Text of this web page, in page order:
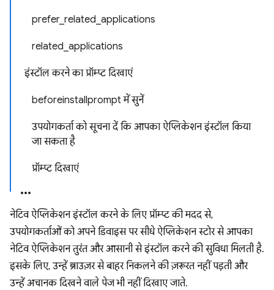
prefer_related_applications
related_applications
इंस्टॉल करने का प्रॉम्प्ट दिखाएं
beforeinstallprompt में सुनें
उपयोगकर्ता को सूचना दें कि आपका ऐप्लिकेशन इंस्टॉल किया
जा सकता है
प्रॉम्प्ट दिखाएं
नेटिव ऐप्लिकेशन इंस्टॉल करने के लिए प्रॉम्प्ट की मदद से,
उपयोगकर्ताओं को अपने डिवाइस पर सीधे ऐप्लिकेशन स्टोर से आपका
नेटिव ऐप्लिकेशन तुरंत और आसानी से इंस्टॉल करने की सुविधा मिलती है.
इसके लिए, उन्हें ब्राउज़र से बाहर निकलने की ज़रूरत नहीं पड़ती और
उन्हें अचानक दिखने वाले पेज भी नहीं दिखाए जाते.